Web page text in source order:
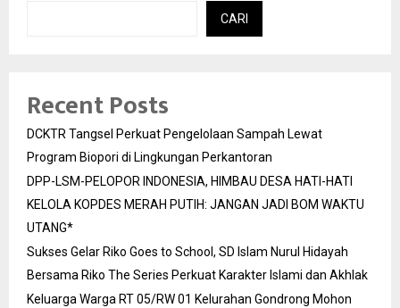
CARI
Recent Posts
DCKTR Tangsel Perkuat Pengelolaan Sampah Lewat
Program Biopori di Lingkungan Perkantoran
DPP-LSM-PELOPOR INDONESIA, HIMBAU DESA HATI-HATI
KELOLA KOPDES MERAH PUTIH: JANGAN JADI BOM WAKTU
UTANG*
Sukses Gelar Riko Goes to School, SD Islam Nurul Hidayah
Bersama Riko The Series Perkuat Karakter Islami dan Akhlak
Keluarga Warga RT 05/RW 01 Kelurahan Gondrong Mohon